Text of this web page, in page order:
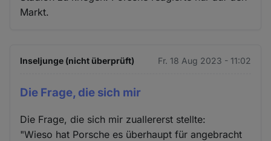
Markt.
Inseljunge (nicht überprüft) Fr. 18 Aug 2023 - 11:02
Die Frage, die sich mir
Die Frage, die sich mir zuallererst stellte:
"Wieso hat Porsche es überhaupt für angebracht